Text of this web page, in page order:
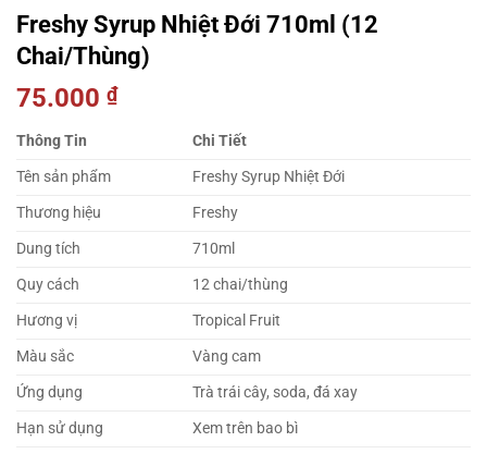
Freshy Syrup Nhiệt Đới 710ml (12
Chai/Thùng)
75.000 ₫
Thông Tin
Chi Tiết
Tên sản phẩm
Freshy Syrup Nhiệt Đới
Thương hiệu
Freshy
Dung tích
710ml
Quy cách
12 chai/thùng
Hương vị
Tropical Fruit
Màu sắc
Vàng cam
Ứng dụng
Trà trái cây, soda, đá xay
Hạn sử dụng
Xem trên bao bì